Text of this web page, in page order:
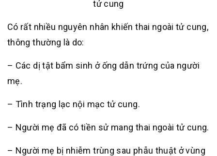
tử cung
Có rất nhiều nguyên nhân khiến thai ngoài tử cung,
thông thường là do:
– Các dị tật bẩm sinh ở ống dẫn trứng của người
mẹ.
– Tình trạng lạc nội mạc tử cung.
– Người mẹ đã có tiền sử mang thai ngoài tử cung.
– Người mẹ bị nhiễm trùng sau phẫu thuật ở vùng